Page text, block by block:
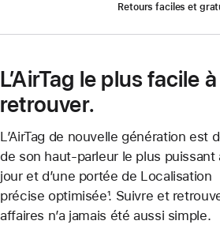
Retours faciles et
L’AirTag le plus facile à
retrouver.
L’AirTag de nouvelle génération est
de son haut-parleur le plus puissant
jour et d’une portée de Localisation
précise optimisée¹. Suivre et
affaires n’a jamais été aussi simple.